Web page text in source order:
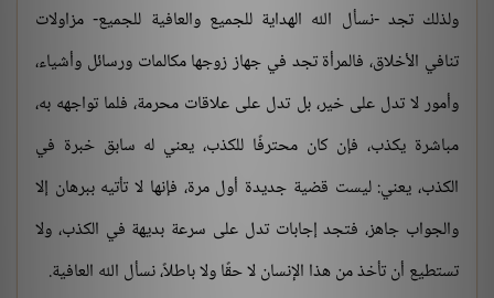
ولذلك تجد -نسأل الله الهداية للجميع والعافية للجميع- مزاولات
تنافي الأخلاق، فالمرأة تجد في جهاز زوجها مكالمات ورسائل وأشياء،
وأمور لا تدل على خير، بل تدل على علاقات محرمة، فلما تواجهه به،
مباشرة يكذب، فإن كان محترفًا للكذب، يعني له سابق خبرة في
الكذب، يعني: ليست قضية جديدة أول مرة، فإنها لا تأتيه ببرهان إلا
والجواب جاهز، فتجد إجابات تدل على سرعة بديهة في الكذب، ولا
تستطيع أن تأخذ من هذا الإنسان لا حقًا ولا باطلاً، نسأل الله العافية.